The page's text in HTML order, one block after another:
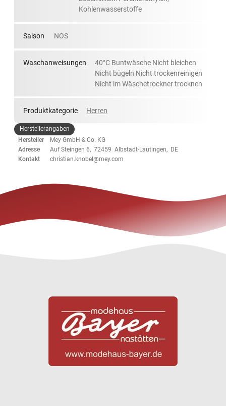
Kohlenwasserstoffe
Saison NOS
Waschanweisungen
40°C Buntwäsche Nicht bleichen
Nicht bügeln Nicht trockenreinigen
Nicht im Wäschetrockner trocknen
Produktkategorie Herren
Herstellerangaben
Hersteller
Mey GmbH & Co. KG
Adresse
Auf Steingen 6, 72459 Albstadt-Lautingen, DE
Kontakt
christian.knobel@mey.com